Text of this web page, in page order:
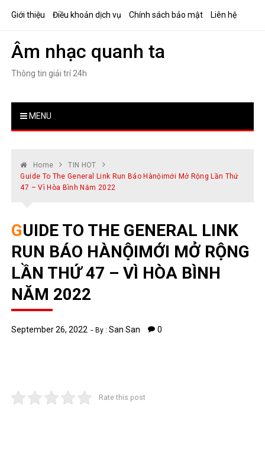
Giới thiệu Điều khoản dịch vụ Chính sách bảo mật Liên hệ
Âm nhạc quanh ta
Thông tin giải trí 24h
MENU
Home
TIN HOT
Guide To The General Link Run Báo Hànộimới Mở Rộng Lần Thứ
47 – Vì Hòa Bình Năm 2022
GUIDE TO THE GENERAL LINK
RUN BÁO HÀNỘIMỚI MỞ RỘNG
LẦN THỨ 47 – VÌ HÒA BÌNH
NĂM 2022
September 26, 2022 By :San San 0
Rate this post